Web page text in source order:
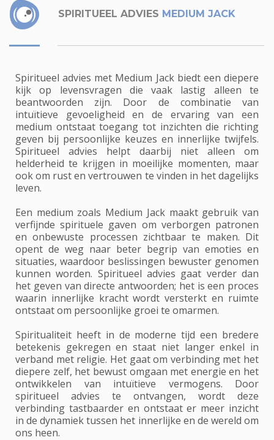
SPIRITUEEL ADVIES MEDIUM JACK
Spiritueel advies met Medium Jack biedt een diepere
kijk op levensvragen die vaak lastig alleen te
beantwoorden zijn. Door de combinatie van
intuïtieve gevoeligheid en de ervaring van een
medium ontstaat toegang tot inzichten die richting
geven bij persoonlijke keuzes en innerlijke twijfels.
Spiritueel advies helpt daarbij niet alleen om
helderheid te krijgen in moeilijke momenten, maar
ook om rust en vertrouwen te vinden in het dagelijks
leven.
Een medium zoals Medium Jack maakt gebruik van
verfijnde spirituele gaven om verborgen patronen
en onbewuste processen zichtbaar te maken. Dit
opent de weg naar beter begrip van emoties en
situaties, waardoor beslissingen bewuster genomen
kunnen worden. Spiritueel advies gaat verder dan
het geven van directe antwoorden; het is een proces
waarin innerlijke kracht wordt versterkt en ruimte
ontstaat om persoonlijke groei te omarmen.
Spiritualiteit heeft in de moderne tijd een bredere
betekenis gekregen en staat niet langer enkel in
verband met religie. Het gaat om verbinding met het
diepere zelf, het bewust omgaan met energie en het
ontwikkelen van intuïtieve vermogens. Door
spiritueel advies te ontvangen, wordt deze
verbinding tastbaarder en ontstaat er meer inzicht
in de dynamiek tussen het innerlijke en de wereld om
ons heen.